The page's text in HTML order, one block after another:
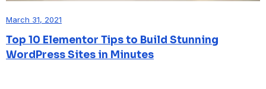
March 31, 2021
Top 10 Elementor Tips to Build Stunning
WordPress Sites in Minutes